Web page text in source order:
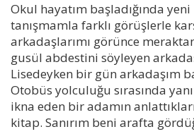
Okul hayatım başladığında
tanışmamla farklı görüşlerle
arkadaşlarımı görünce
gusül abdestini söyleyen
Lisedeyken bir gün arkadaşım
Otobüs yolculuğu sırasında
ikna eden bir adamın
kitap. Sanırım beni arafta